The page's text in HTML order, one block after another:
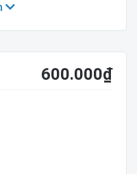
Test
Version 3
Version 2
600.000₫